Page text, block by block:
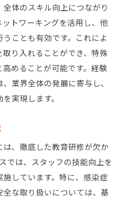
体のスキル向上につながり
トワーキングを活用し、他
ことも有効です。これによ
り入れることができ、特殊
めることが可能です。経験
業界全体の発展に寄与し、
実現します。
、徹底した教育研修が欠か
では、スタッフの技能向上を
しています。特に、感染症
な取り扱いについては、基